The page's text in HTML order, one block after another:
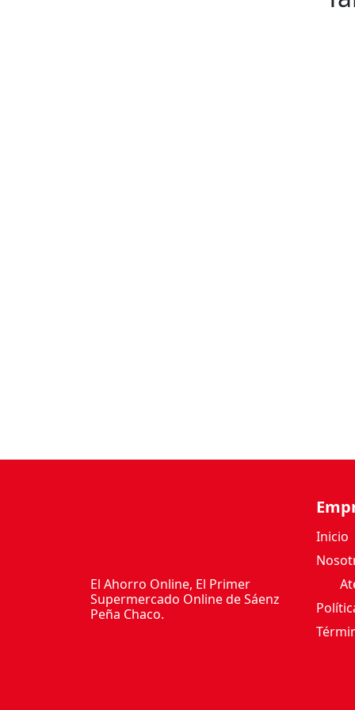
El Ahorro Online, El Primer
Supermercado Online de Sáenz
Peña Chaco.
Inicio